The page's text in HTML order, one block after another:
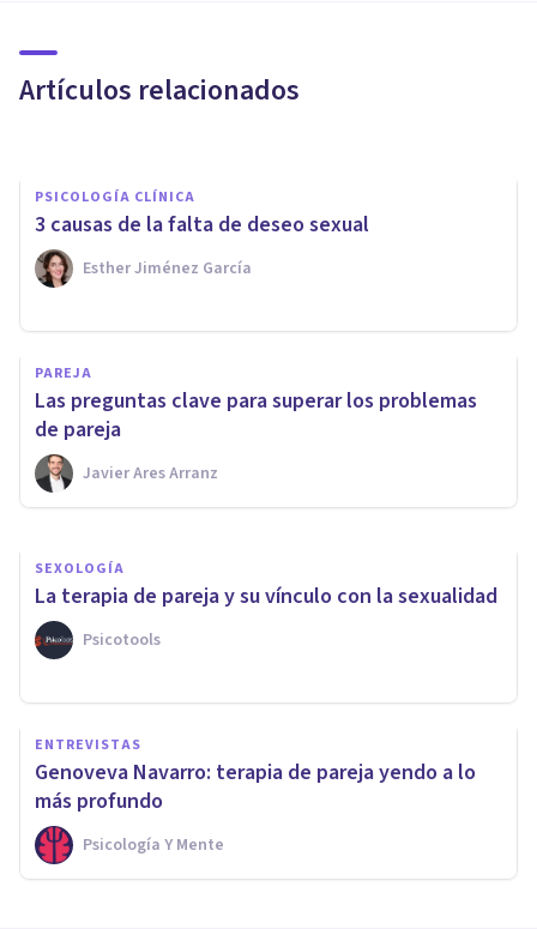
Artículos relacionados
cuentan
PSICOLOGÍA CLÍNICA
3 causas de la falta de deseo sexual
Esther Jiménez García
PAREJA
Las preguntas clave para superar los problemas
de pareja
Javier Ares Arranz
La terapia de pareja: una
solución para vivir juntos
Ester Fernández
SEXOLOGÍA
La terapia de pareja y su vínculo con la sexualidad
Psicotools
ENTREVISTAS
Genoveva Navarro: terapia de pareja yendo a lo
más profundo
Psicología Y Mente